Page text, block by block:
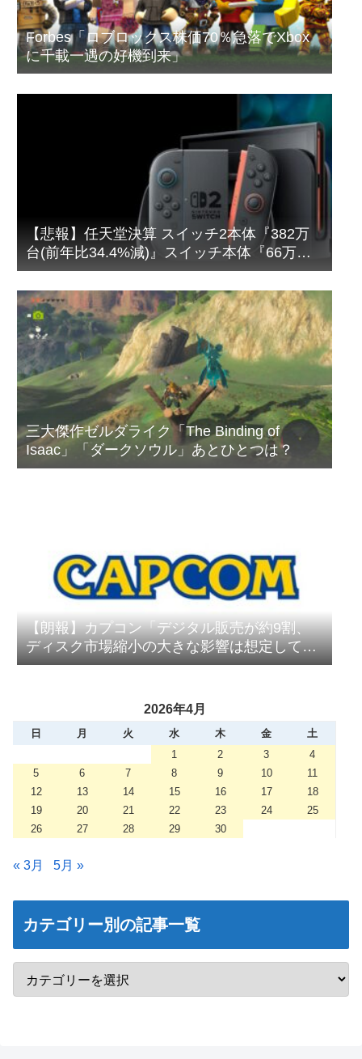
Forbes「ロブロックス株価70％急落でXbox
に千載一遇の好機到来」
【悲報】任天堂決算 スイッチ2本体『382万
台(前年比34.4%減)』スイッチ本体『66万台
(前年比31.8%減)』
三大傑作ゼルダライク「The Binding of
Isaac」「ダークソウル」あとひとつは？
【朗報】カプコン「デジタル販売が約9割、
ディスク市場縮小の大きな影響は想定してい
ない」
2026年4月
日 月 火 水 木 金
土
1
2 3
4
5
6 7 8 9 10
11
12
13 14 15 16 17
18
19
20 21 22 23 24
25
26
27 28 29 30
« 3月 5月 »
カテゴリー別の記事一覧